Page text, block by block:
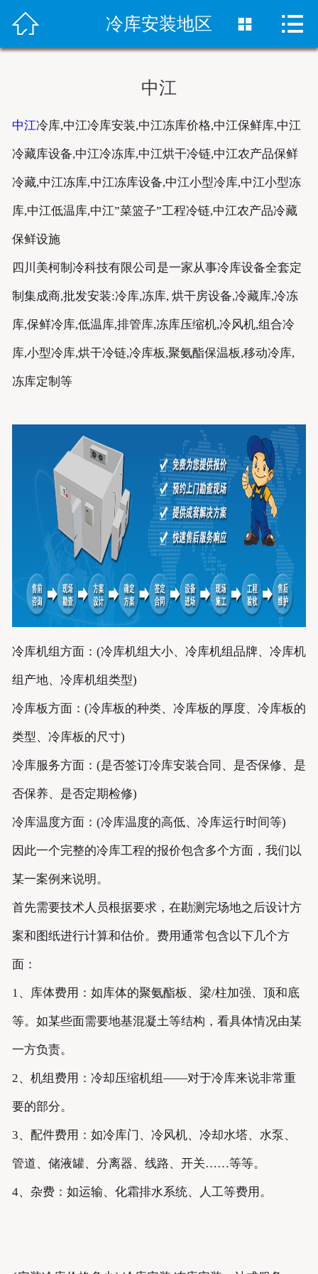
首页
销售网络
新闻资讯
 冷库安装地区  
中江
中江冷库,中江冷库安装,中江冻库价格,中江保鲜库,中江
冷藏库设备,中江冷冻库,中江烘干冷链,中江农产品保鲜
冷藏,中江冻库,中江冻库设备,中江小型冷库,中江小型冻
库,中江低温库,中江”菜篮子”工程冷链,中江农产品冷藏
保鲜设施
四川美柯制冷科技有限公司是一家从事冷库设备全套定
制集成商,批发安装:冷库,冻库, 烘干房设备,冷藏库,冷冻
库,保鲜冷库,低温库,排管库,冻库压缩机,冷风机,组合冷
库,小型冷库,烘干冷链,冷库板,聚氨酯保温板,移动冷库,
冻库定制等
冷库机组方面：(冷库机组大小、冷库机组品牌、冷库机
组产地、冷库机组类型)
冷库板方面：(冷库板的种类、冷库板的厚度、冷库板的
类型、冷库板的尺寸)
冷库服务方面：(是否签订冷库安装合同、是否保修、是
否保养、是否定期检修)
冷库温度方面：(冷库温度的高低、冷库运行时间等)
因此一个完整的冷库工程的报价包含多个方面，我们以
某一案例来说明。
首先需要技术人员根据要求，在勘测完场地之后设计方
案和图纸进行计算和估价。费用通常包含以下几个方
面：
1、库体费用：如库体的聚氨酯板、梁/柱加强、顶和底
等。如某些面需要地基混凝土等结构，看具体情况由某
一方负责。
2、机组费用：冷却压缩机组——对于冷库来说非常重
要的部分。
3、配件费用：如冷库门、冷风机、冷却水塔、水泵、
管道、储液罐、分离器、线路、开关……等等。
4、杂费：如运输、化霜排水系统、人工等费用。